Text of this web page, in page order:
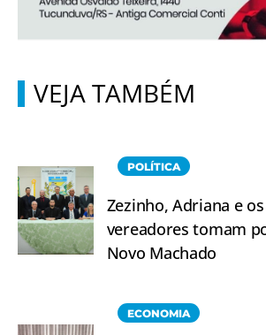
VEJA TAMBÉM
POLÍTICA
Zezinho, Adriana e
vereadores tomam
Novo Machado
ECONOMIA